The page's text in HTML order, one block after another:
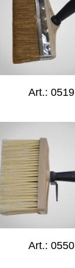
Art.: 0519
Art.: 0550